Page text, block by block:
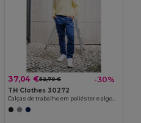
37,04 €52,70 € -30%
TH Clothes 30272
Calças de trabalho em poliéster e algodão